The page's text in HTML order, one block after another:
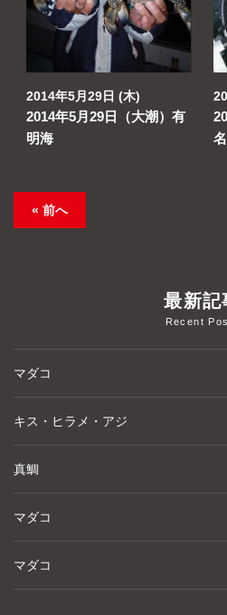
2014年5月29日 (木)
2014年5月29日（大潮）有
明海
« 前へ
最新記
Recent
マダコ
キス・ヒラメ・アジ
真鯛
マダコ
マダコ